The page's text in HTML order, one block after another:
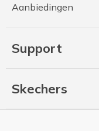
Aanbiedingen
Support
Skechers